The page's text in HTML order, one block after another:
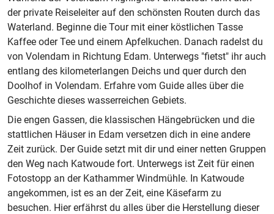
der private Reiseleiter auf den schönsten Routen durch das
Waterland. Beginne die Tour mit einer köstlichen Tasse
Kaffee oder Tee und einem Apfelkuchen. Danach radelst du
von Volendam in Richtung Edam. Unterwegs "fietst" ihr auch
entlang des kilometerlangen Deichs und quer durch den
Doolhof in Volendam. Erfahre vom Guide alles über die
Geschichte dieses wasserreichen Gebiets.
Die engen Gassen, die klassischen Hängebrücken und die
stattlichen Häuser in Edam versetzen dich in eine andere
Zeit zurück. Der Guide setzt mit dir und einer netten Gruppen
den Weg nach Katwoude fort. Unterwegs ist Zeit für einen
Fotostopp an der Kathammer Windmühle. In Katwoude
angekommen, ist es an der Zeit, eine Käsefarm zu
besuchen. Hier erfährst du alles über die Herstellung dieser